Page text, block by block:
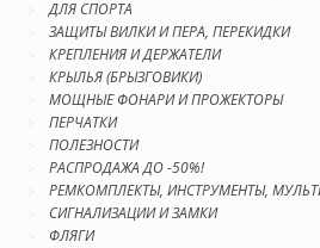
ДЛЯ СПОРТА
ЗАЩИТЫ ВИЛКИ И ПЕРА, ПЕРЕКИДКИ
КРЕПЛЕНИЯ И ДЕРЖАТЕЛИ
КРЫЛЬЯ (БРЫЗГОВИКИ)
МОЩНЫЕ ФОНАРИ И ПРОЖЕКТОРЫ
ПЕРЧАТКИ
ПОЛЕЗНОСТИ
РАСПРОДАЖА ДО -50%!
РЕМКОМПЛЕКТЫ, ИНСТРУМЕНТЫ,
СИГНАЛИЗАЦИИ И ЗАМКИ
ФЛЯГИ